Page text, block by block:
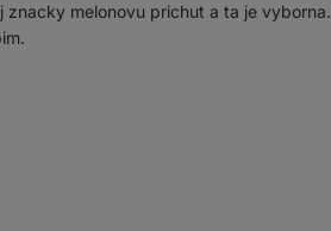
melonovu prichut a ta je